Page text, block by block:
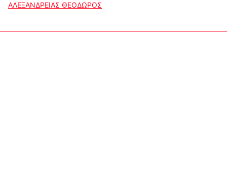
ΑΛΕΞΑΝΔΡΕΙΑΣ ΘΕΟΔΩΡΟΣ